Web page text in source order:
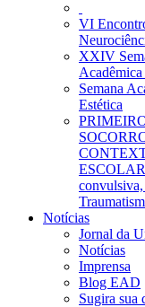
VI
XXIV
Semana
Estética
Notícias
Jornal da
Notícias
Imprensa
Blog EAD
Sugira sua